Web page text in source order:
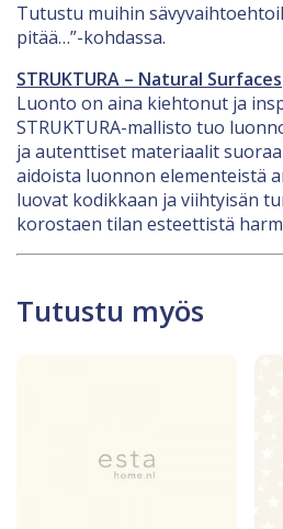
Tutustu muihin
pitää…”-kohdassa.
STRUKTURA – Natural Surfaces
Luonto on aina kiehtonut ja
STRUKTURA-mallisto tuo
ja autenttiset materiaalit
aidoista luonnon elementeistä
luovat kodikkaan ja viihtyisän
korostaen tilan esteettistä
Tutustu myös